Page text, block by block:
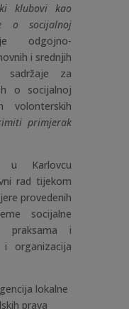
klubovi kao
o socijalnoj
odgojno-
i srednjih
za
o socijalnoj
volonterskih
primjerak
u Karlovcu
rad tijekom
provedenih
socijalne
praksama i
organizacija
lokalne
prava